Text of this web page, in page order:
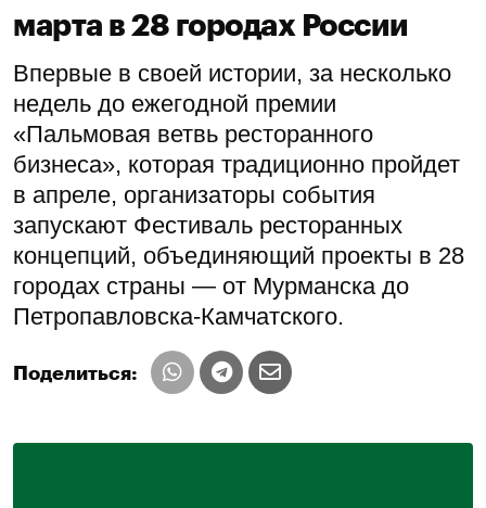
марта в 28 городах России
Впервые в своей истории, за несколько
недель до ежегодной премии
«Пальмовая ветвь ресторанного
бизнеса», которая традиционно пройдет
в апреле, организаторы события
запускают Фестиваль ресторанных
концепций, объединяющий проекты в 28
городах страны — от Мурманска до
Петропавловска-Камчатского.
Поделиться: